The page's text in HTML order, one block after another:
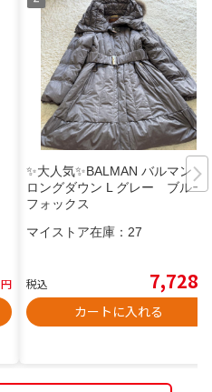
円
✨大人気✨BALMAN バルマン
ロングダウン L グレー ブルー
フォックス
マイストア在庫： 27
税込 7,728
カートに入れる